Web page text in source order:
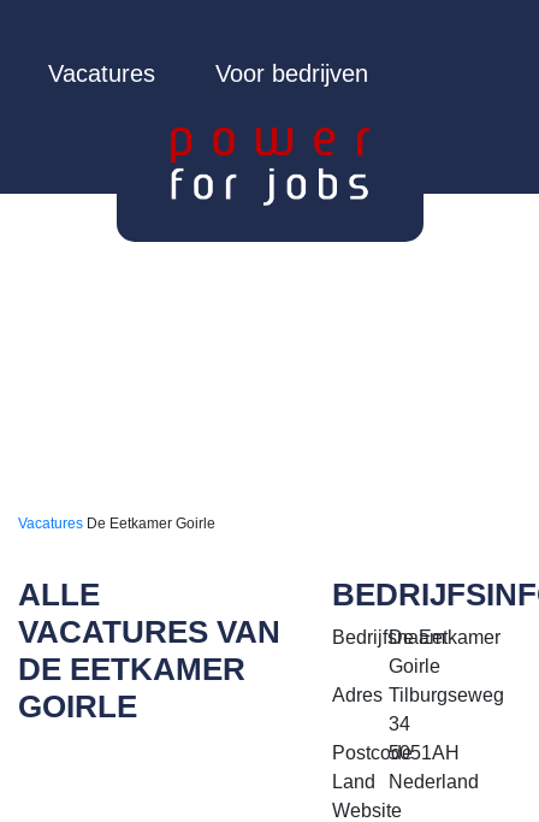
Vacatures Voor bedrijven
Vacatures De Eetkamer Goirle
ALLE
VACATURES VAN
DE EETKAMER
GOIRLE
BedrijfsnaamDe Eetkamer
Goirle
Adres Tilburgseweg
34
Postcode5051AH
Land
Nederland
Website